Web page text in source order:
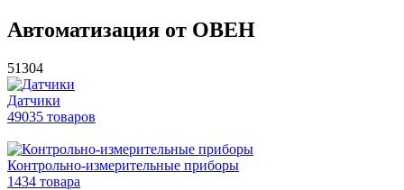
Автоматизация от ОВЕН
51304
Датчики
49035 товаров
Контрольно-измерительные приборы
1434 товара